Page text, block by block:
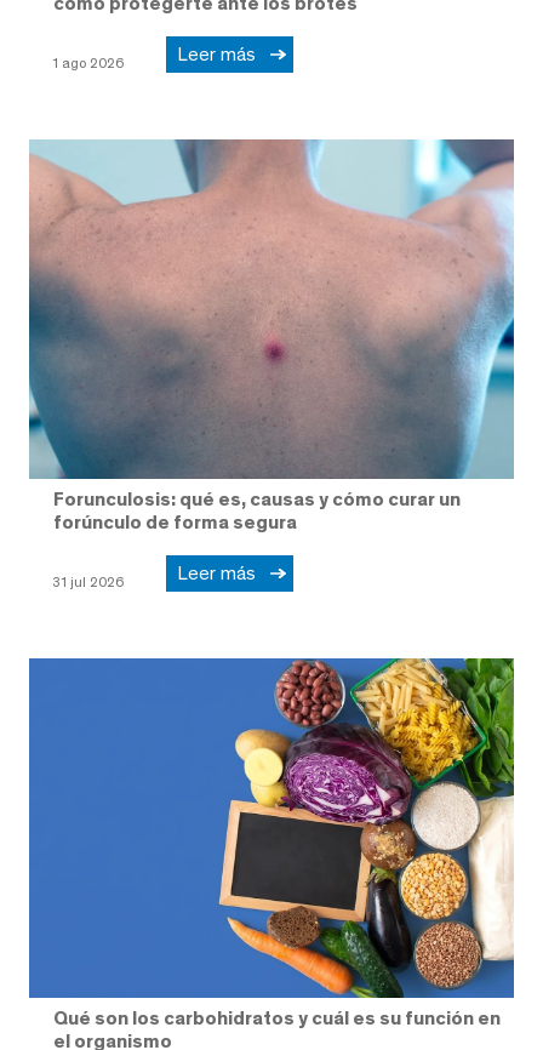
1 ago 2026 Leer más
Forunculosis: qué es, causas y cómo curar un
forúnculo de forma segura
31 jul 2026 Leer más
Qué son los carbohidratos y cuál es su función en
el organismo